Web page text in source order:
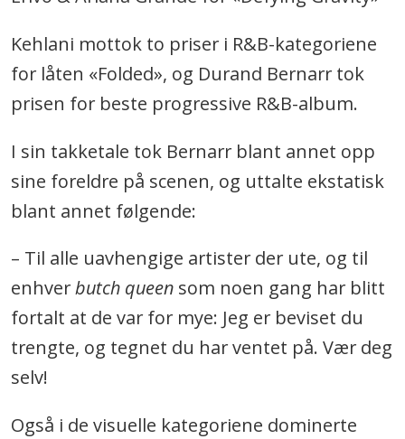
Kehlani mottok to priser i R&B-kategoriene
for låten «Folded», og Durand Bernarr tok
prisen for beste progressive R&B-album.
I sin takketale tok Bernarr blant annet opp
sine foreldre på scenen, og uttalte ekstatisk
blant annet følgende:
– Til alle uavhengige artister der ute, og til
enhverbutch queensom noen gang har blitt
fortalt at de var for mye: Jeg er beviset du
trengte, og tegnet du har ventet på. Vær deg
selv!
Også i de visuelle kategoriene dominerte